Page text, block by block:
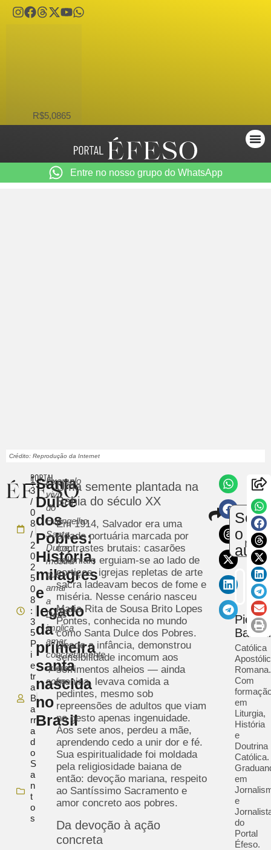
R$5,0865
Entre no nosso grupo do WhatsApp
Crédito: Reprodução da Internet
1
3
/
0
8
/
2
0
2
5
0
8
:
3
5
P
i
e
tr
a
B
a
rr
a
d
o
S
a
n
t
o
s
Santa
Dulce
dos
Pobres:
História,
milagres
e
legado
da
primeira
santa
nascida
no
Brasil
Exemplo
vivo
do
Evangelho,
Santa
Dulce
mostra
que
amar
a
Deus
implica
amar
concretamente
quem
sofre
Uma semente plantada na
Bahia do século XX
Em 1914, Salvador era uma
cidade portuária marcada por
contrastes brutais: casarões
coloniais erguiam-se ao lado de
cortiços, igrejas repletas de arte
sacra ladeavam becos de fome e
miséria. Nesse cenário nasceu
Maria Rita de Sousa Brito Lopes
Pontes, conhecida no mundo
como Santa Dulce dos Pobres.
Desde a infância, demonstrou
sensibilidade incomum aos
sofrimentos alheios — ainda
menina, levava comida a
pedintes, mesmo sob
repreensões de adultos que viam
no gesto apenas ingenuidade.
Aos sete anos, perdeu a mãe,
aprendendo cedo a unir dor e fé.
Sua espiritualidade foi moldada
pela religiosidade baiana de
então: devoção mariana, respeito
ao Santíssimo Sacramento e
amor concreto aos pobres.
Da devoção à ação
concreta
o
autor
Pietra
Católica
Romana.
Com
em
Liturgia,
História
e
Doutrina
Católica.
em
e
do
Portal
Éfeso.